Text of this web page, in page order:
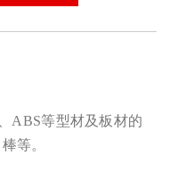
ABS等型材及板材的
等。